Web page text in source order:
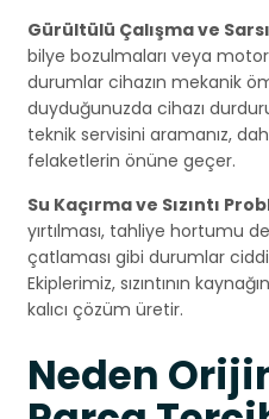
Gürültülü Çalışma ve
bilye bozulmaları veya
durumlar cihazın mekanik
duyduğunuzda cihazı
teknik servisini aramanız,
felaketlerin önüne geçer.
Su Kaçırma ve Sızıntı
yırtılması, tahliye hortumu
çatlaması gibi durumlar
Ekiplerimiz, sızıntının
kalıcı çözüm üretir.
Neden